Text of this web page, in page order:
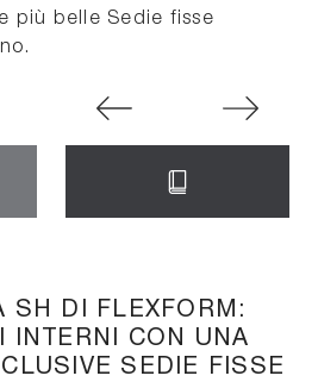
SH DI FLEXFORM:
INTERNI CON UNA
SEDIE FISSE
più belle Sedie fisse